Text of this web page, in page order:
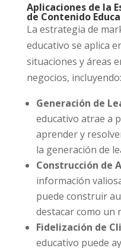
Aplicaciones de la
de Contenido
La estrategia de
educativo se aplica
situaciones y áreas
negocios, incluyendo:
Generación de
educativo atrae a
aprender y
la generación de
Construcción de
información
puede construir
destacar como un
Fidelización de
educativo puede